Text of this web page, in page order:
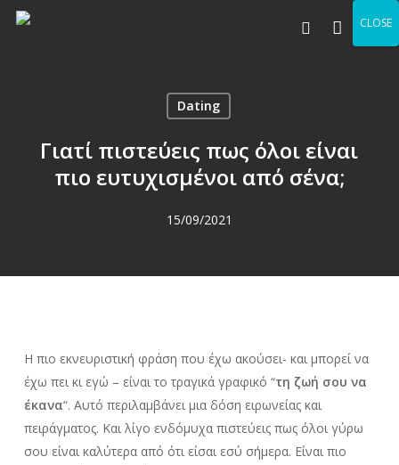
Skip
search
Dating
Γιατί πιστεύεις πως όλοι είναι
πιο ευτυχισμένοι από σένα;
15/09/2021
Η πιο εκνευριστική φράση που έχω ακούσει- και μπορεί να
έχω πει κι εγώ – είναι το τραγικά γραφικό “τη ζωή σου να
έκανα“. Αυτό περιλαμβάνει μια δόση ειρωνείας και
πειράγματος. Και λίγο ενδόμυχα πιστεύεις πως όλοι γύρω
σου είναι καλύτερα από ότι είσαι εσύ σήμερα. Είναι πιο
CLOSE